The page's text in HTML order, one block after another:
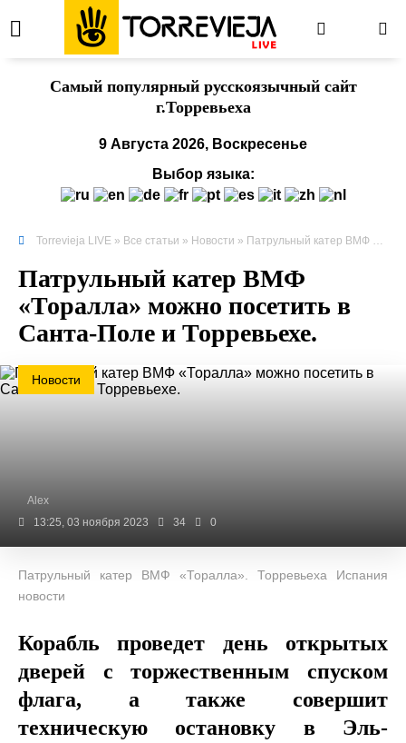
Cамый популярный русскоязычный сайт
г.Торревьеха
9 Августа 2026, Воскресенье
Выбор языка:
Torrevieja LIVE » Все статьи » Новости » Патрульный катер ВМФ «Торалла» можно посетить в Санта-Поле и Торревьехе.
Патрульный катер ВМФ
«Торалла» можно посетить в
Санта-Поле и Торревьехе.
Новости
Alex
13:25, 03 ноября 2023
34 0
Патрульный катер ВМФ «Торалла». Торревьеха Испания
новости
Корабль проведет день открытых
дверей с торжественным спуском
флага, а также совершит
техническую остановку в Эль-